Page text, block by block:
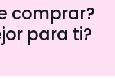
comprar?
para ti?